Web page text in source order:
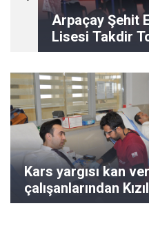
Arpaçay Şehit
Lisesi Takdir
Kars yargısı kan
çalışanlarından